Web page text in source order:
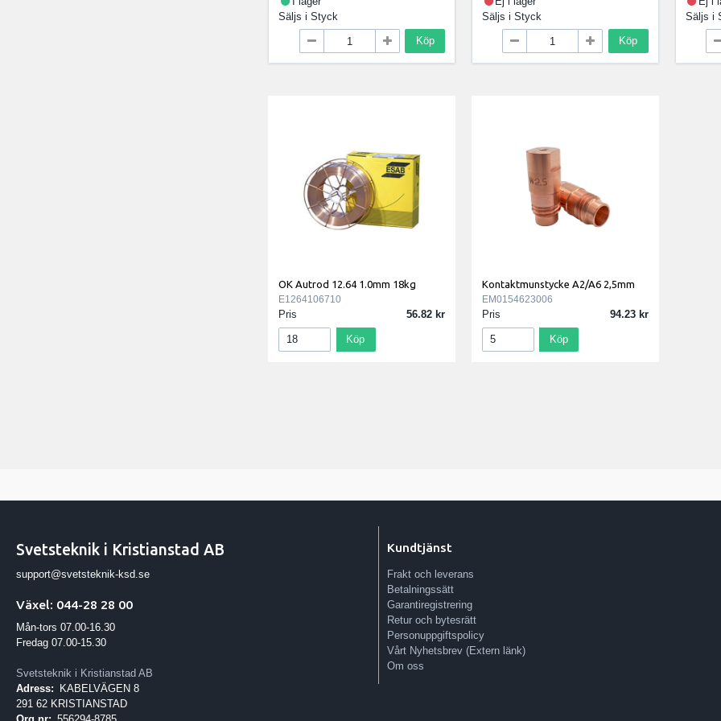
Säljs iStyck
Köp
Säljs i Styck
Köp
Säljs i
OK Autrod 12.64 1.0mm 18kg
E1264106710
Pris 56.82
Köp
Kontaktmunstycke A2/A6 2,5mm
EM0154623006
Pris 94.23
Köp
Svetsteknik i Kristianstad AB
support@svetsteknik-ksd.se
Växel: 044-28 28 00
Mån-tors 07.00-16.30
Fredag 07.00-15.30
Svetsteknik i Kristianstad AB
Adress:
KABELVÄGEN 8
291 62 KRISTIANSTAD
Kundtjänst
Frakt och leverans
Betalningssätt
Garantiregistrering
Retur och bytesrätt
Personuppgiftspolicy
Vårt Nyhetsbrev (Extern länk)
Om oss